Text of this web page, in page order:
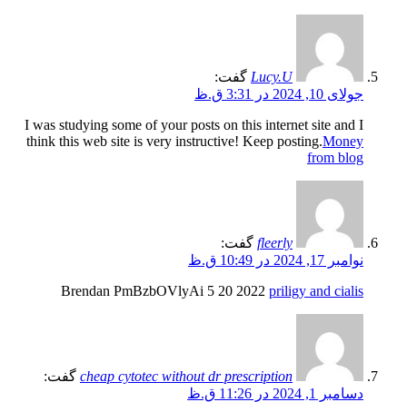
Lucy.U گفت:
جولای 10, 2024 در 3:31 ق.ظ
I was studying some of your posts on this internet site and I
think this web site is very instructive! Keep posting.Money
from blog
fleerly گفت:
نوامبر 17, 2024 در 10:49 ق.ظ
Brendan PmBzbOVlyAi 5 20 2022 priligy and cialis
cheap cytotec without dr prescription گفت:
دسامبر 1, 2024 در 11:26 ق.ظ